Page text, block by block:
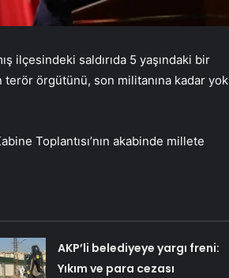
ilçesindeki saldırıda 5 yaşındaki bir
terör örgütünü, son militanına kadar yok
Toplantısı’nın akabinde millete
AKP’li belediyeye yargı freni:
Yıkım ve para cezası